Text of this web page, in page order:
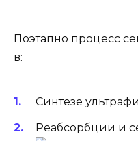
Поэтапно процесс
в:
Синтезе
Реабсорбции и